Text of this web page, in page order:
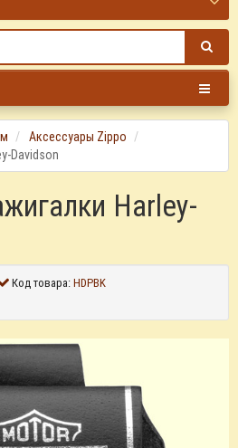
Аксессуары Zippo
Davidson
Harley-
Код товара:HDPBK